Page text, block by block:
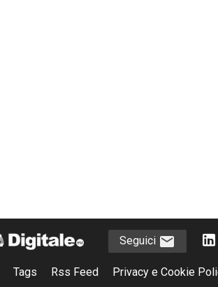
Seguici
Tags Rss Feed Privacy e Cookie